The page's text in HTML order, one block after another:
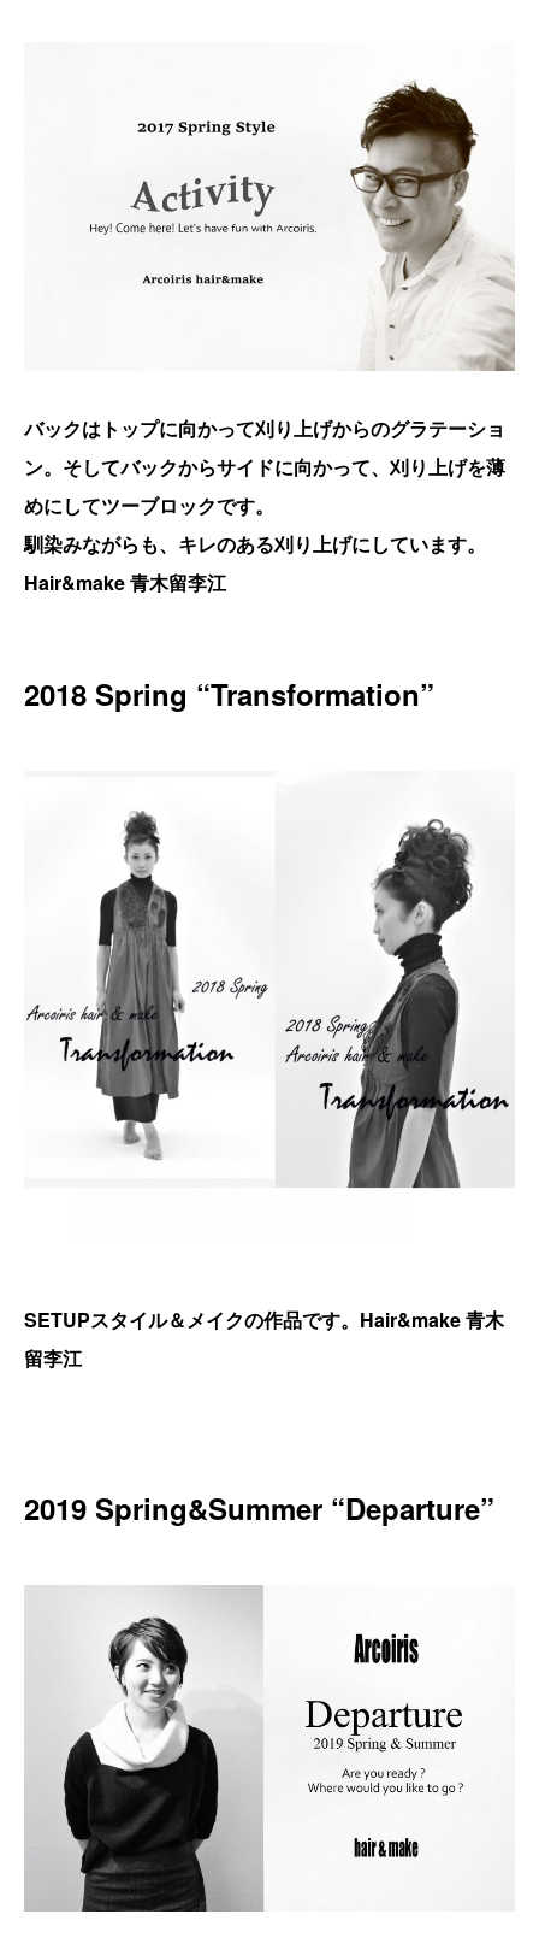
バックはトップに向かって刈り上げからのグラテーショ
ン。そしてバックからサイドに向かって、刈り上げを薄
めにしてツーブロックです。
馴染みながらも、キレのある刈り上げにしています。
Hair&make 青木留李江
2018 Spring “Transformation”
SETUPスタイル＆メイクの作品です。Hair&make 青木
留李江
2019 Spring&Summer “Departure”